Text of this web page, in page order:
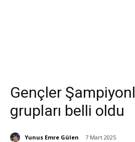
Gençler
grupları belli oldu
Yunus Emre Gülen 7 Mart 2025